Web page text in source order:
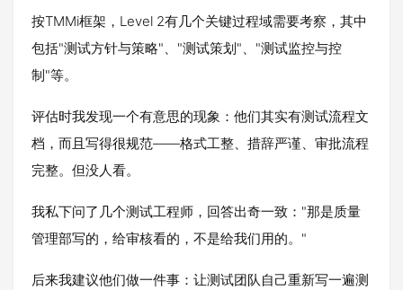
按TMMi框架，Level 2有几个关键过程域需要考察，其中
包括"测试方针与策略"、"测试策划"、"测试监控与控
制"等。
评估时我发现一个有意思的现象：他们其实有测试流程文
档，而且写得很规范——格式工整、措辞严谨、审批流程
完整。但没人看。
我私下问了几个测试工程师，回答出奇一致："那是质量
管理部写的，给审核看的，不是给我们用的。"
后来我建议他们做一件事：让测试团队自己重新写一遍测